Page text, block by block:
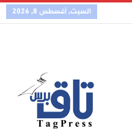
السبت, أغسطس 8, 2026